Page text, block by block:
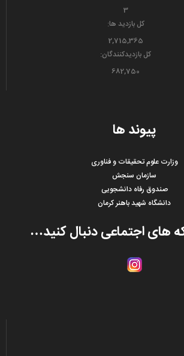
3
کل بازدید ها:
2,715,365
کل بازدیدکنند‌گان:
682,750
پیوند ها
وزارت علوم تحقیقات و فناوری
سازمان سنجش
صندوق رفاه دانشجویی
دانشگاه شهید باهنر کرمان
های اجتماعی دنبال کنید…